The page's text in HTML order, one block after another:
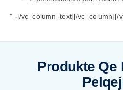
” -[/vc_column_text][/vc_column][/
Produkte Qe